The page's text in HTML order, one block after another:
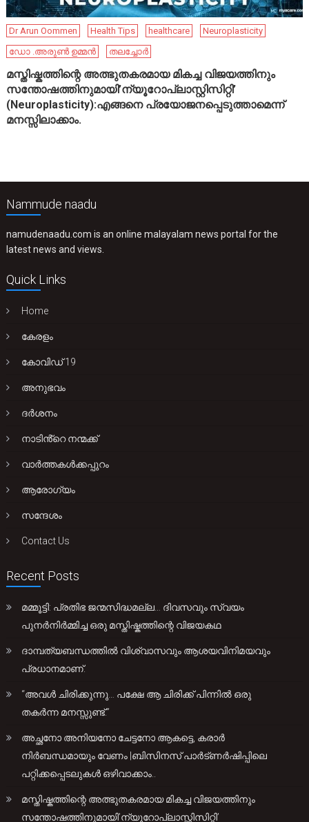
Dr Arun Oommen Health Tips healthcare
Neuroplasticity
ഡോ .അരുൺ ഉമ്മൻ
തലച്ചോർ
മസ്തിഷ്കത്തിന്റെ അത്ഭുതകരമായ മികച്ച വിജയത്തിനും
സന്തോഷത്തിനുമായി’ന്യൂറോപ്ലാസ്റ്റിസിറ്റി’
(Neuroplasticity):എങ്ങനെ പ്രയോജനപ്പെടുത്താമെന്ന്
മനസ്സിലാക്കാം.
Nammude naadu
namudenaadu.com is an online malayalam news portal for the
latest news and views.
Quick Links
Home
കേരളം
കോവിഡ് 19
അനുഭവം
ദർശനം
നാടിൻ്റെ നന്മക്ക്
വാർത്തകൾക്കപ്പുറം
ആരോഗ്യം
സന്ദേശം
Contact Us
Recent Posts
മമ്മൂട്ടി: പ്രതിഭ ജന്മസിദ്ധമല്ല… ദിവസവും സ്വയം
പുനർനിർമ്മിച്ച ഒരു മസ്തിഷ്കത്തിന്റെ വിജയകഥ
ദാമ്പത്യബന്ധത്തിൽ വിശ്വാസവും ആശയവിനിമയവും
പ്രധാനമാണ്.
“അവൾ ചിരിക്കുന്നു… പക്ഷേ ആ ചിരിക്ക് പിന്നിൽ ഒരു
തകർന്ന മനസ്സുണ്ട്.”
അച്ഛനോ അനിയനോ ചേട്ടനോ ആകട്ടെ, കരാർ
നിർബന്ധമായും വേണം |ബിസിനസ് പാർട്ണർഷിപ്പിലെ
പറ്റിക്കപ്പെടലുകൾ ഒഴിവാക്കാം..
മസ്തിഷ്കത്തിന്റെ അത്ഭുതകരമായ മികച്ച വിജയത്തിനും
സന്തോഷത്തിനുമായി’ന്യൂറോപ്ലാസ്റ്റിസിറ്റി’